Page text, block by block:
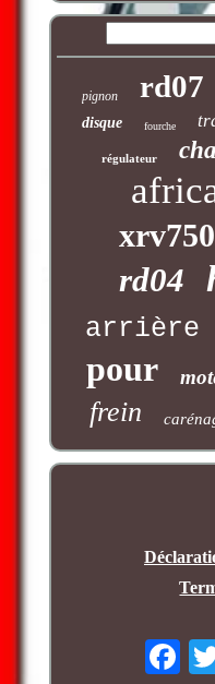
pignon rd07
disque fourche
régulateur
xrv750
rd04
arrière
pour
frein